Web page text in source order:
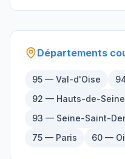
Départements
95 — Val-d'Oise
92 — Hauts-de-Seine
93 — Seine-Saint-
75 — Paris
60 —